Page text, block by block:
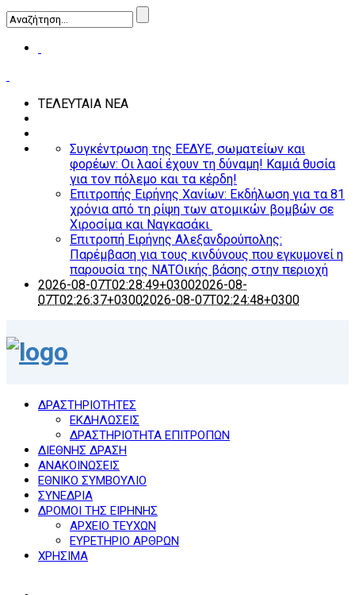
ΤΕΛΕΥΤΑΙΑ ΝΕΑ
Συγκέντρωση της ΕΕΔΥΕ, σωματείων και
φορέων: Οι λαοί έχουν τη δύναμη! Καμιά θυσία
για τον πόλεμο και τα κέρδη!
Επιτροπής Ειρήνης Χανίων: Εκδήλωση για τα 81
χρόνια από τη ρίψη των ατομικών βομβών σε
Χιροσίμα και Ναγκασάκι
Επιτροπή Ειρήνης Αλεξανδρούπολης:
Παρέμβαση για τους κινδύνους που εγκυμονεί η
παρουσία της ΝΑΤΟικής βάσης στην περιοχή
2026-08-07T02:28:49+03002026-08-
07T02:26:37+03002026-08-07T02:24:48+0300
ΔΡΑΣΤΗΡΙΟΤΗΤΕΣ
ΕΚΔΗΛΩΣΕΙΣ
ΔΡΑΣΤΗΡΙΟΤΗΤΑ ΕΠΙΤΡΟΠΩΝ
ΔΙΕΘΝΗΣ ΔΡΑΣΗ
ΑΝΑΚΟΙΝΩΣΕΙΣ
ΕΘΝΙΚΟ ΣΥΜΒΟΥΛΙΟ
ΣΥΝΕΔΡΙΑ
ΔΡΟΜΟΙ ΤΗΣ ΕΙΡΗΝΗΣ
ΑΡΧΕΙΟ ΤΕΥΧΩΝ
ΕΥΡΕΤΗΡΙΟ ΑΡΘΡΩΝ
ΧΡΗΣΙΜΑ